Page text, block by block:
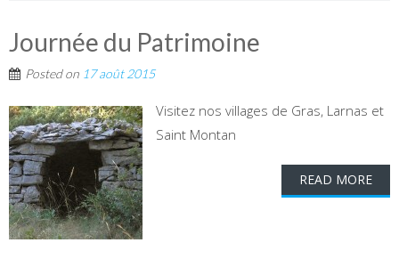
Journée du Patrimoine
Posted on 17 août 2015
Visitez nos villages de Gras, Larnas et
Saint Montan
READ MORE